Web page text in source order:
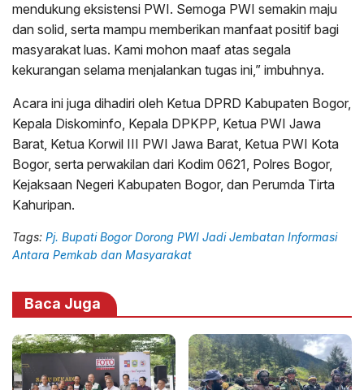
mendukung eksistensi PWI. Semoga PWI semakin maju
dan solid, serta mampu memberikan manfaat positif bagi
masyarakat luas. Kami mohon maaf atas segala
kekurangan selama menjalankan tugas ini,” imbuhnya.
Acara ini juga dihadiri oleh Ketua DPRD Kabupaten Bogor,
Kepala Diskominfo, Kepala DPKPP, Ketua PWI Jawa
Barat, Ketua Korwil III PWI Jawa Barat, Ketua PWI Kota
Bogor, serta perwakilan dari Kodim 0621, Polres Bogor,
Kejaksaan Negeri Kabupaten Bogor, dan Perumda Tirta
Kahuripan.
Tags: Pj. Bupati Bogor Dorong PWI Jadi Jembatan Informasi
Antara Pemkab dan Masyarakat
Baca Juga